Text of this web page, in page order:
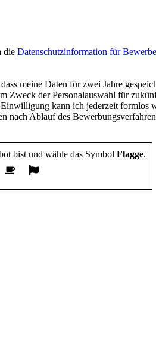
die Datenschutzinformation für
meine Daten für zwei Jahre
Zweck der Personalauswahl für
kann ich jederzeit formlos
nach Ablauf des
bist und wähle das Symbol Flagge.